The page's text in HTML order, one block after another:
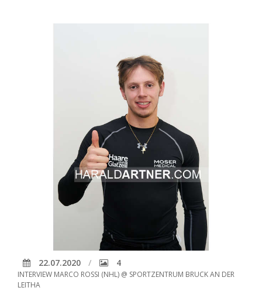
22.07.2020 4
INTERVIEW MARCO ROSSI (NHL) @ SPORTZENTRUM BRUCK AN DER
LEITHA